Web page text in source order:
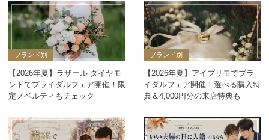
ブランド別
【2026年夏】ラザール ダイヤモ
ンドでブライダルフェア開催！限
定ノベルティもチェック
ブランド別
【2026年夏】アイプリモでブラ
イダルフェア開催！選べる購入特
典＆4,000円分の来店特典も